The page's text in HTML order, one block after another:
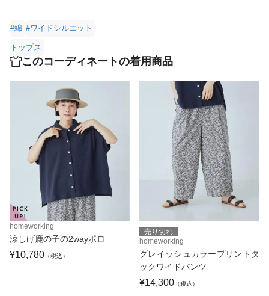
#綿 #ワイドシルエット
トップス
このコーディネートの着用商品
homeworking
涼しげ鹿の子の2wayポロ
¥10,780 （税込）
売り切れ
homeworking
グレイッシュカラープリントタ
ックワイドパンツ
¥14,300 （税込）